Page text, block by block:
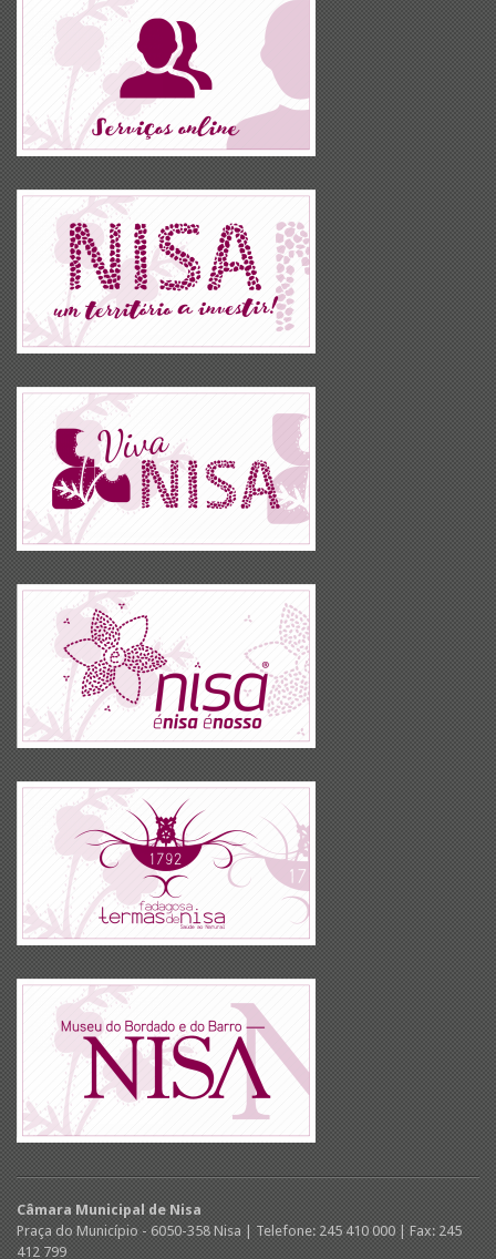
Câmara Municipal de Nisa
Praça do Município - 6050-358 Nisa | Telefone: 245 410 000 | Fax: 245
412 799